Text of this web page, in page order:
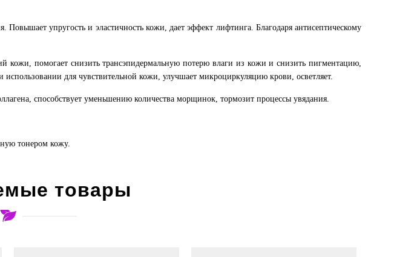
упругость и эластичность кожи, дает эффект лифтинга. Благодаря антисептическому
кожи, помогает снизить трансэпидермальную потерю влаги из кожи и снизить пигментацию,
для чувствительной кожи, улучшает микроциркуляцию крови, осветляет.
способствует уменьшению количества морщинок, тормозит процессы увядания.
тонером кожу.
товары